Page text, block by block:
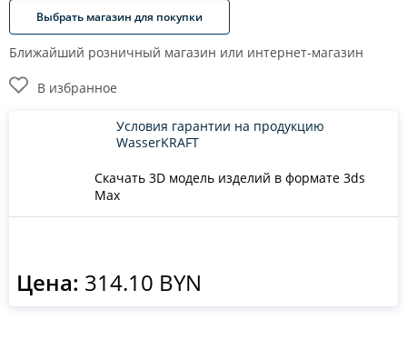
Выбрать магазин для покупки
Ближайший розничный магазин или интернет-магазин
В избранное
Скачать 3D модель изделий в формате 3ds
Max
Условия гарантии на продукцию
WasserKRAFT
Цена: 314.10 BYN